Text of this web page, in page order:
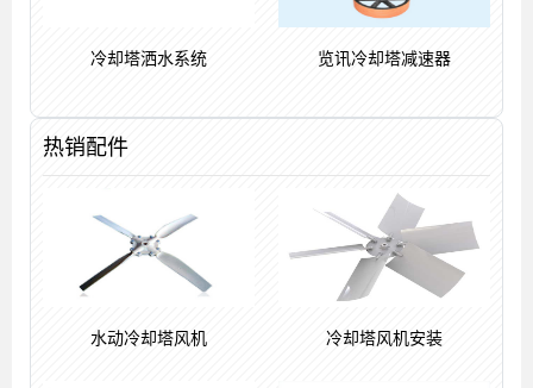
冷却塔洒水系统 览讯冷却塔减速器
热销配件
水动冷却塔风机 冷却塔风机安装